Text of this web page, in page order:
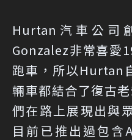
Hurtan汽車公司
Gonzalez非常喜愛
跑車，所以Hurtan
輛車都結合了復古
們在路上展現出與
目前已推出過包含